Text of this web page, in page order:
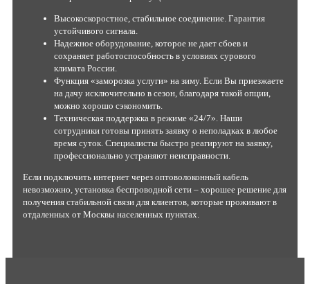
Ленинский
Лента
Леонардо
Лианозово
Линкор
Лобачевский
Лучик
Люберцы
Высокоскоростное, стабильное соединение. Гарантия
устойчивого сигнала.
Надежное оборудование, которое не дает сбоев и
сохраняет работоспособность в условиях сурового
климата России.
Функция «заморозка услуги» на зиму. Если Вы приезжаете
на дачу исключительно в сезон, благодаря такой опции,
можно хорошо сэкономить.
Техническая поддержка в режиме «24/7». Наши
сотрудники готовы принять заявку о неполадках в любое
время суток. Специалисты быстро реагируют на заявку,
профессионально устраняют неисправности.
Если подключить интернет через оптоволоконный кабель
невозможно, установка беспроводной сети – хорошее решение для
получения стабильной связи для клиентов, которые проживают в
отдаленных от Москвы населенных пунктах.